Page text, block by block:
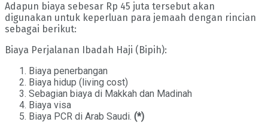
Adapun biaya sebesar Rp 45 juta tersebut akan
digunakan untuk keperluan para jemaah dengan rincian
sebagai berikut:
Biaya Perjalanan Ibadah Haji (Bipih):
Biaya penerbangan
Biaya hidup (living cost)
Sebagian biaya di Makkah dan Madinah
Biaya visa
Biaya PCR di Arab Saudi. (*)